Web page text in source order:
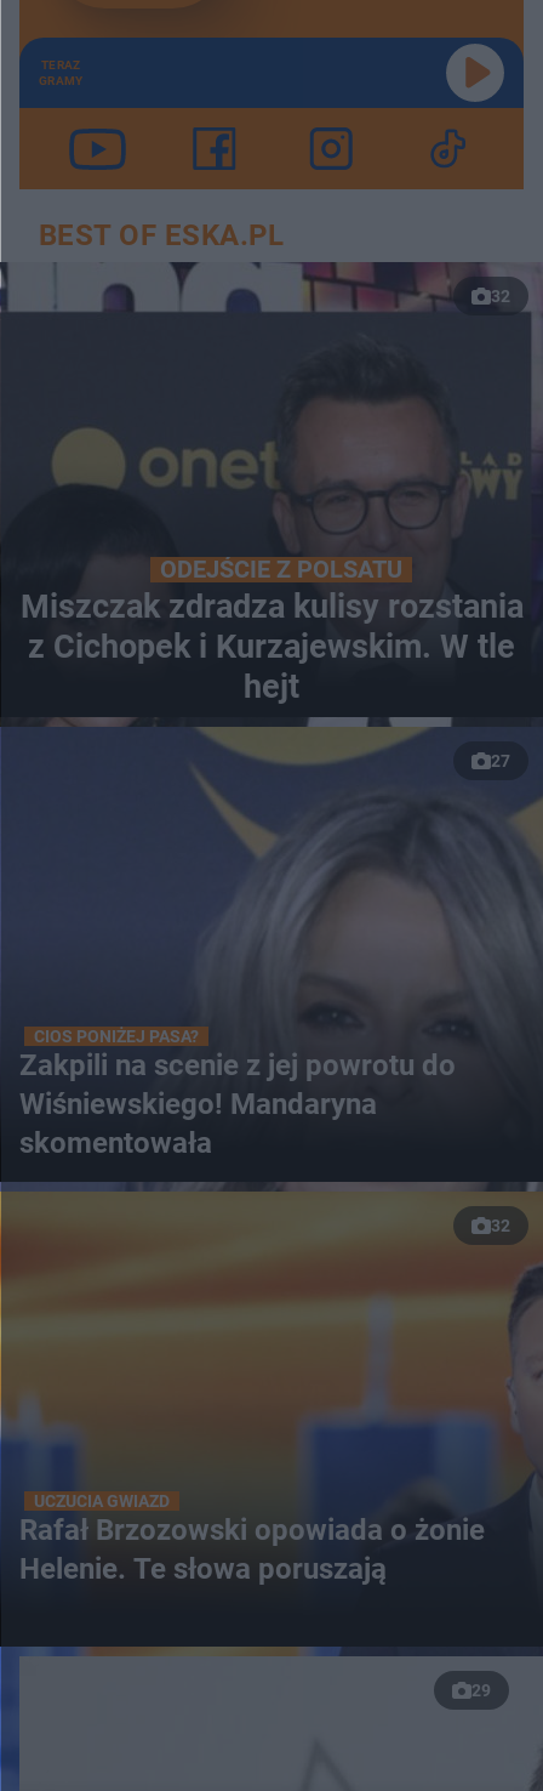
TERAZ
GRAMY
BEST OF ESKA.PL
32
ODEJŚCIE Z POLSATU
Miszczak zdradza kulisy rozstania
z Cichopek i Kurzajewskim. W tle
hejt
27
CIOS PONIŻEJ PASA?
Zakpili na scenie z jej powrotu do
Wiśniewskiego! Mandaryna
skomentowała
32
UCZUCIA GWIAZD
Rafał Brzozowski opowiada o żonie
Helenie. Te słowa poruszają
29